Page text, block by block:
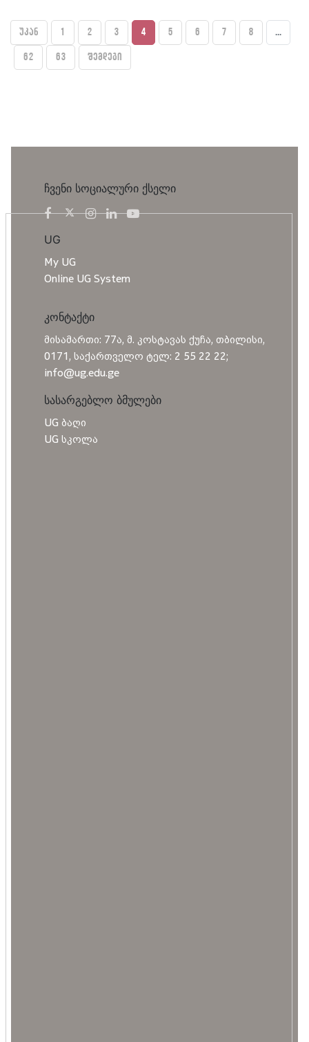
უკან 1 2 3 4 5 6 7 8 ...
62 63 შემდეგი
ჩვენი სოციალური ქსელი
UG
My UG
Online UG System
კონტაქტი
მისამართი: 77ა, მ. კოსტავას ქუჩა, თბილისი,
0171, საქართველო ტელ: 2 55 22 22;
info@ug.edu.ge
სასარგებლო ბმულები
UG ბაღი
UG სკოლა